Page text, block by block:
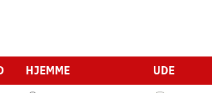
HJEMME UDE